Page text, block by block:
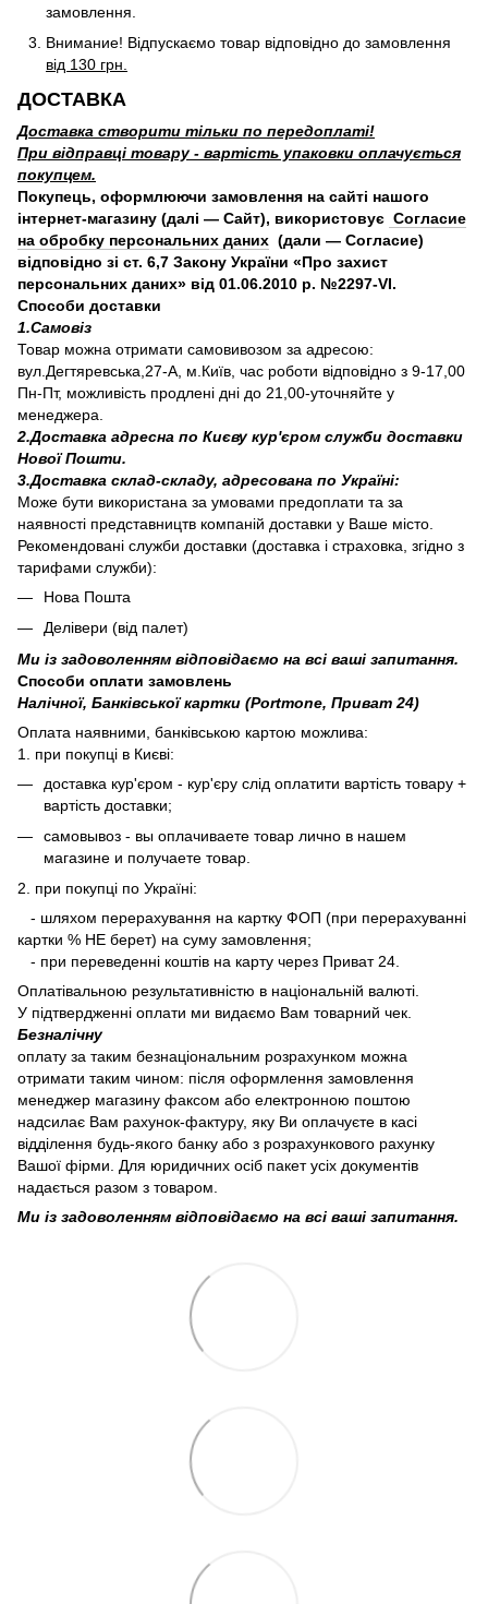
замовлення.
Внимание! Відпускаємо товар відповідно до замовлення
від 130 грн.
ДОСТАВКА
Доставка створити тільки по передоплаті!
При відправці товару - вартість упаковки оплачується
покупцем.
Покупець, оформлюючи замовлення на сайті нашого
інтернет-магазину (далі — Сайт), використовує Согласие
на обробку персональних даних (дали — Согласие)
відповідно зі ст. 6,7 Закону України «Про захист
персональних даних» від 01.06.2010 р. №2297-VI.
Способи доставки
1.Самовіз
Товар можна отримати самовивозом за адресою:
вул.Дегтяревська,27-А, м.Київ, час роботи відповідно з 9-17,00
Пн-Пт, можливість продлені дні до 21,00-уточняйте у
менеджера.
2.Доставка адресна по Києву кур'єром служби доставки
Нової Пошти.
3.Доставка склад-складу, адресована по Україні:
Може бути використана за умовами предоплати та за
наявності представництв компаній доставки у Ваше місто.
Рекомендовані служби доставки (доставка і страховка, згідно з
тарифами служби):
Нова Пошта
Делівери (від палет)
Ми із задоволенням відповідаємо на всі ваші запитання.
Способи оплати замовлень
Налічної, Банківської картки (Portmone, Приват 24)
Оплата наявними, банківською картою можлива:
1. при покупці в Києві:
доставка кур'єром - кур'єру слід оплатити вартість товару +
вартість доставки;
самовывоз - вы оплачиваете товар лично в нашем
магазине и получаете товар.
2. при покупці по Україні:
- шляхом перерахування на картку ФОП (при перерахуванні
картки % НЕ берет) на суму замовлення;
- при переведенні коштів на карту через Приват 24.
Оплатівальною результативністю в національній валюті.
У підтвердженні оплати ми видаємо Вам товарний чек.
Безналічну
оплату за таким безнаціональним розрахунком можна
отримати таким чином: після оформлення замовлення
менеджер магазину факсом або електронною поштою
надсилає Вам рахунок-фактуру, яку Ви оплачуєте в касі
відділення будь-якого банку або з розрахункового рахунку
Вашої фірми. Для юридичних осіб пакет усіх документів
надається разом з товаром.
Ми із задоволенням відповідаємо на всі ваші запитання.